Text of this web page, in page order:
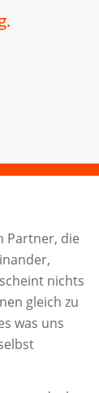
Partner, die
nichts
gleich zu
was uns